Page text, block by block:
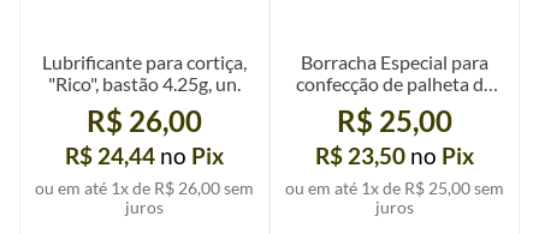
Lubrificante para cortiça,
"Rico", bastão 4.25g, un.
R$ 26,00
R$ 24,44 no Pix
ou em até 1x de R$ 26,00sem
juros
Borracha Especial para
confecção de palheta de
Oboé, 3 x 20 cm
R$ 25,00
R$ 23,50 no Pix
ou em até 1x de R$ 25,00sem
juros